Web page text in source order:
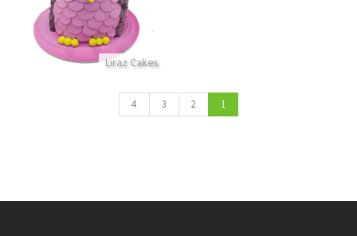
Liraz Cakes
התקשר/י
1
2
3
4